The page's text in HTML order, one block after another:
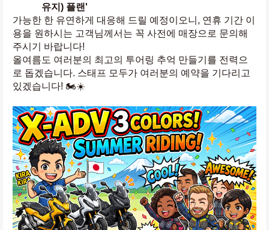
유지) 플랜'
가능한 한 유연하게 대응해 드릴 예정이오니, 연휴 기간 이
용을 원하시는 고객님께서는 꼭 사전에 매장으로 문의해
주시기 바랍니다!
올여름도 여러분의 최고의 투어링 추억 만들기를 전력으
로 돕겠습니다. 스태프 모두가 여러분의 예약을 기다리고
있겠습니다! 🏍️☀️